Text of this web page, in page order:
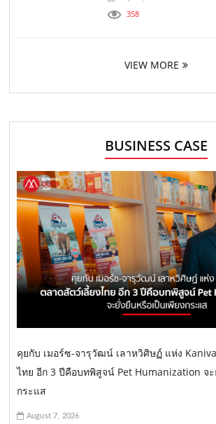
358
VIEW MORE
BUSINESS CASE
คุยกับ เมอร์ซ-จารุวัฒน์ เลาหวิศิษฏ์ แห่ง
ไทย อีก 3 ปีคือบทพิสูจน์ Pet Humanization จะ
กระแส
August 7, 2026